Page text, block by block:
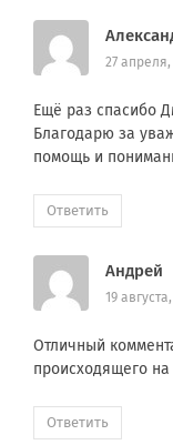
27
Ещё раз спасибо
Благодарю за
помощь и
Ответить
Андрей
19
Отличный
происходящего
Ответить